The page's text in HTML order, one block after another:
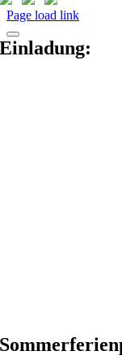
Page load link
Einladung: